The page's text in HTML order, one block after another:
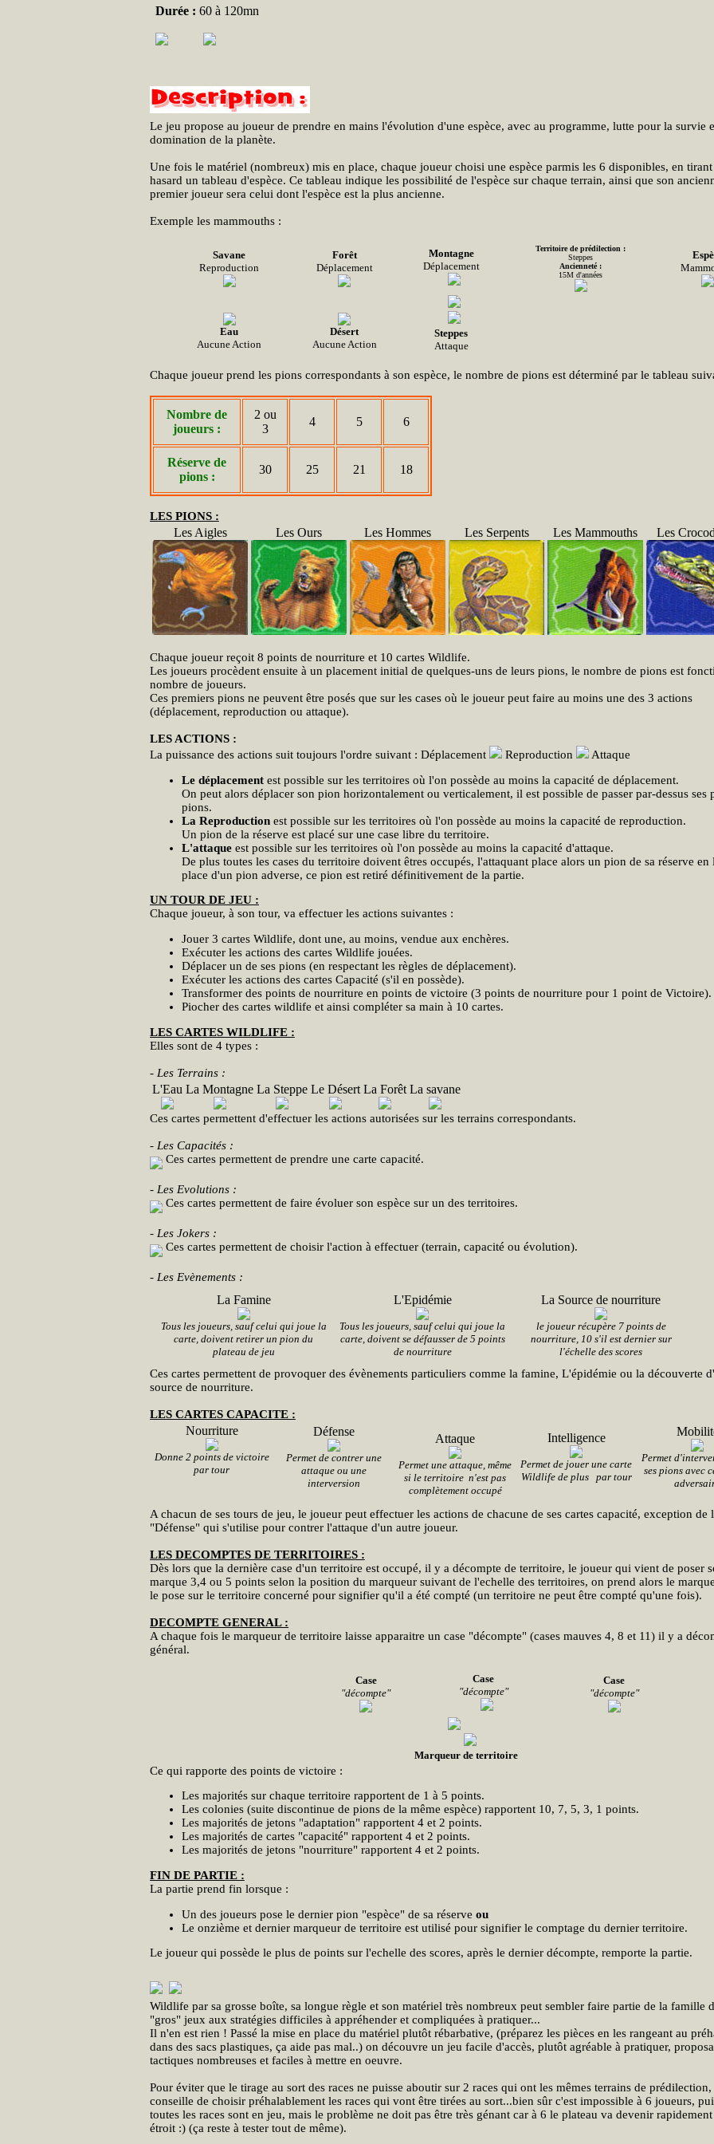
Durée : 60 à 120mn
Le jeu propose au joueur de prendre en mains l'évolution d'une espèce, avec au programme, lutte pour la survie
domination de la planète.
Une fois le matériel (nombreux) mis en place, chaque joueur choisi une espèce parmis les 6 disponibles, en
hasard un tableau d'espèce. Ce tableau indique les possibilité de l'espèce sur chaque terrain, ainsi que son
premier joueur sera celui dont l'espèce est la plus ancienne.
Exemple les mammouths :
Savane
Reproduction
Forêt
Déplacement
Montagne
Déplacement
Territoire de prédilection :
Steppes
Ancienneté :
15M d'années
Eau
Aucune Action
Désert
Aucune Action
Steppes
Attaque
Chaque joueur prend les pions correspondants à son espèce, le nombre de pions est déterminé par le tableau
Nombre de
joueurs :
2 ou
3
4 5 6
Réserve de
pions :
30 25 21 18
LES PIONS :
Les Aigles Les Ours Les Hommes Les Serpents Les Mammouths Les
Chaque joueur reçoit 8 points de nourriture et 10 cartes Wildlife.
Les joueurs procèdent ensuite à un placement initial de quelques-uns de leurs pions, le nombre de pions est
nombre de joueurs.
Ces premiers pions ne peuvent être posés que sur les cases où le joueur peut faire au moins une des 3 actions
(déplacement, reproduction ou attaque).
LES ACTIONS :
La puissance des actions suit toujours l'ordre suivant : Déplacement
Reproduction
Attaque
Le déplacement est possible sur les territoires où l'on possède au moins la capacité de déplacement.
On peut alors déplacer son pion horizontalement ou verticalement, il est possible de passer par-dessus ses
pions.
La Reproduction est possible sur les territoires où l'on possède au moins la capacité de reproduction.
Un pion de la réserve est placé sur une case libre du territoire.
L'attaque est possible sur les territoires où l'on possède au moins la capacité d'attaque.
De plus toutes les cases du territoire doivent êtres occupés, l'attaquant place alors un pion de sa réserve en
place d'un pion adverse, ce pion est retiré définitivement de la partie.
UN TOUR DE JEU :
Chaque joueur, à son tour, va effectuer les actions suivantes :
Jouer 3 cartes Wildlife, dont une, au moins, vendue aux enchères.
Exécuter les actions des cartes Wildlife jouées.
Déplacer un de ses pions (en respectant les règles de déplacement).
Exécuter les actions des cartes Capacité (s'il en possède).
Transformer des points de nourriture en points de victoire (3 points de nourriture pour 1 point de Victoire).
Piocher des cartes wildlife et ainsi compléter sa main à 10 cartes.
LES CARTES WILDLIFE :
Elles sont de 4 types :
- Les Terrains :
L'Eau La Montagne La Steppe Le Désert La Forêt La savane
Ces cartes permettent d'effectuer les actions autorisées sur les terrains correspondants.
- Les Capacités :
Ces cartes permettent de prendre une carte capacité.
- Les Evolutions :
Ces cartes permettent de faire évoluer son espèce sur un des territoires.
- Les Jokers :
Ces cartes permettent de choisir l'action à effectuer (terrain, capacité ou évolution).
- Les Evènements :
La Famine
Tous les joueurs, sauf celui qui joue la
carte, doivent retirer un pion du
plateau de jeu
L'Epidémie
Tous les joueurs, sauf celui qui joue la
carte, doivent se défausser de 5 points
de nourriture
La Source de nourriture
le joueur récupère 7 points de
nourriture, 10 s'il est dernier sur
l'échelle des scores
Ces cartes permettent de provoquer des évènements particuliers comme la famine, L'épidémie ou la découverte
source de nourriture.
LES CARTES CAPACITE :
Nourriture
Donne 2 points de victoire
par tour
Défense
Permet de contrer une
attaque ou une
interversion
Attaque
Permet une attaque, même
si le territoire n'est pas
complètement occupé
Intelligence
Permet de jouer une carte
Wildlife de plus par tour
Permet
ses pions avec
A chacun de ses tours de jeu, le joueur peut effectuer les actions de chacune de ses cartes capacité, exception de
"Défense" qui s'utilise pour contrer l'attaque d'un autre joueur.
LES DECOMPTES DE TERRITOIRES :
Dès lors que la dernière case d'un territoire est occupé, il y a décompte de territoire, le joueur qui vient de poser
marque 3,4 ou 5 points selon la position du marqueur suivant de l'echelle des territoires, on prend alors le
le pose sur le territoire concerné pour signifier qu'il a été compté (un territoire ne peut être compté qu'une fois).
DECOMPTE GENERAL :
A chaque fois le marqueur de territoire laisse apparaitre un case "décompte" (cases mauves 4, 8 et 11) il y a
général.
Case
"décompte"
Case
"décompte"
Case
"décompte"
Marqueur de territoire
Ce qui rapporte des points de victoire :
Les majorités sur chaque territoire rapportent de 1 à 5 points.
Les colonies (suite discontinue de pions de la même espèce) rapportent 10, 7, 5, 3, 1 points.
Les majorités de jetons "adaptation" rapportent 4 et 2 points.
Les majorités de cartes "capacité" rapportent 4 et 2 points.
Les majorités de jetons "nourriture" rapportent 4 et 2 points.
FIN DE PARTIE :
La partie prend fin lorsque :
Un des joueurs pose le dernier pion "espèce" de sa réserve ou
Le onzième et dernier marqueur de territoire est utilisé pour signifier le comptage du dernier territoire.
Le joueur qui possède le plus de points sur l'echelle des scores, après le dernier décompte, remporte la partie.
Wildlife par sa grosse boîte, sa longue règle et son matériel très nombreux peut sembler faire partie de la famille
"gros" jeux aux stratégies difficiles à appréhender et compliquées à pratiquer...
Il n'en est rien ! Passé la mise en place du matériel plutôt rébarbative, (préparez les pièces en les rangeant au
dans des sacs plastiques, ça aide pas mal..) on découvre un jeu facile d'accès, plutôt agréable à pratiquer,
tactiques nombreuses et faciles à mettre en oeuvre.
Pour éviter que le tirage au sort des races ne puisse aboutir sur 2 races qui ont les mêmes terrains de prédilection,
conseille de choisir préhalablement les races qui vont être tirées au sort...bien sûr c'est impossible à 6 joueurs,
toutes les races sont en jeu, mais le problème ne doit pas être très génant car à 6 le plateau va devenir
étroit :) (ça reste à tester tout de même).